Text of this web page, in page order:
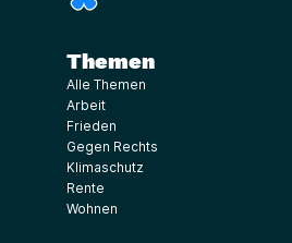
Themen
Alle Themen
Arbeit
Frieden
Gegen Rechts
Klimaschutz
Rente
Wohnen